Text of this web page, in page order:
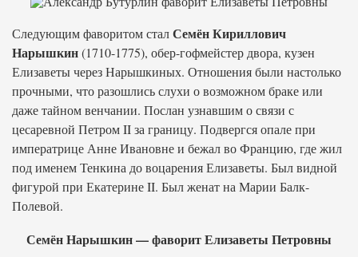
Следующим фаворитом сталСемён Кириллович
Нарышкин(1710-1775), обер-гофмейстер двора, кузен
Елизаветы через Нарышкиных. Отношения были настолько
прочными, что разошлись слухи о возможном браке или
даже тайном венчании. Послан узнавшим о связи с
цесаревной Петром II за границу. Подвергся опале при
императрице Анне Ивановне и бежал во Францию, где жил
под именем Тенкина до воцарения Елизаветы. Был видной
фигурой при Екатерине II. Был женат на Марии Балк-
Полевой.
Семён Нарышкин — фаворит Елизаветы Петровны